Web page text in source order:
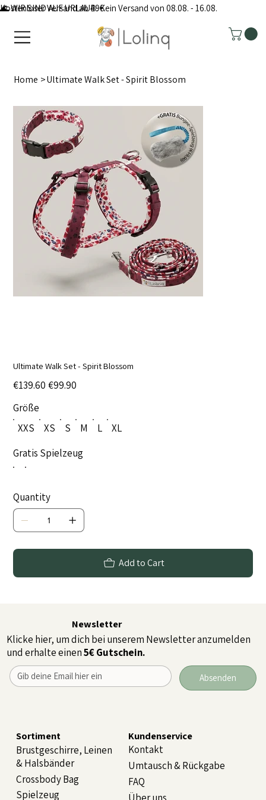
Kostenloser Versand ab 49€
🌊 WIR SIND AUF URLAUB: Kein Versand von 08.08. - 16.08.
Home >Ultimate Walk Set - Spirit Blossom
Ultimate Walk Set - Spirit Blossom
Original
price
€139.60
Sale
price
€99.90
XXS XS S M L XL
Größe
Gratis Spielzeug
Quantity
Add to Cart
Sortiment
Brustgeschirre, Leinen
& Halsbänder
Crossbody Bag
Spielzeug
Kundenservice
Kontakt
Umtausch & Rückgabe
FAQ
Newsletter
Klicke hier, um dich bei unserem Newsletter anzumelden
und erhalte einen5€ Gutschein.
Absenden